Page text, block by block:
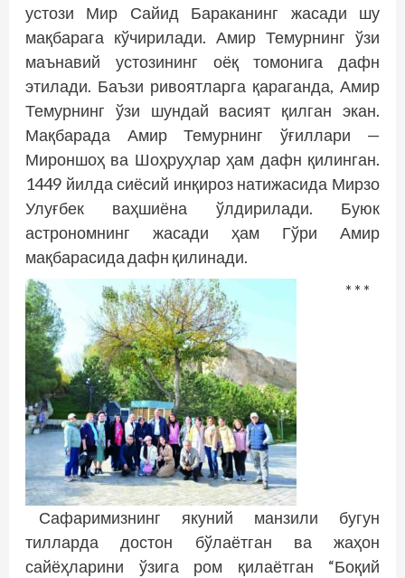
устози Мир Сайид Бараканинг жасади шу
мақбарага кўчирилади. Амир Темурнинг ўзи
маънавий устозининг оёқ томонига дафн
этилади. Баъзи ривоятларга қараганда, Амир
Темурнинг ўзи шундай васият қилган экан.
Мақбарада Амир Темурнинг ўғиллари —
Мироншоҳ ва Шоҳруҳлар ҳам дафн қилинган.
1449 йилда сиё­сий инқироз натижасида Мирзо
Улуғбек ваҳшиёна ўлдирилади. Буюк
астрономнинг жасади ҳам Гўри Амир
мақбарасида дафн қилинади.
* * *
Сафаримизнинг якуний манзили бугун
тилларда достон бўлаётган ва жаҳон
сайёҳларини ўзига ром қилаётган “Боқий